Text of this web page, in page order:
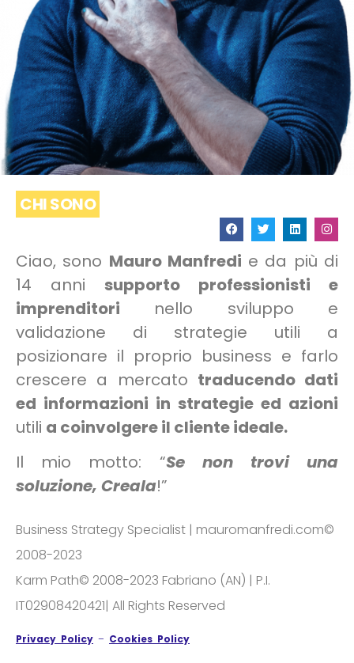
CHI SONO
Ciao, sono Mauro Manfredi e da più di
14 anni supporto
professionisti e
imprenditori nello sviluppo e
validazione di strategie utili a
posizionare il proprio business e farlo
crescere a mercato traducendo dati
ed informazioni in strategie ed azioni
utili a coinvolgere il cliente ideale.
Il mio motto: “Se non trovi una
soluzione, Creala!”
Business Strategy Specialist | mauromanfredi.com©
2008-2023
Karm Path© 2008-2023 Fabriano (AN) | P.I.
IT02908420421| All Rights Reserved
Privacy Policy – Cookies Policy